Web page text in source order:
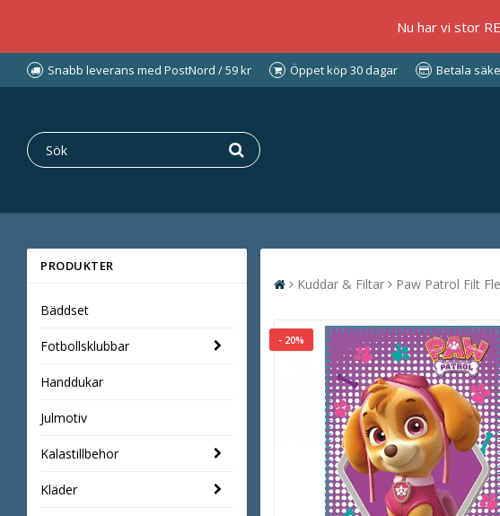
Nu har vi stor
Snabb leverans med PostNord / 59 kr Öppet köp 30 dagar Betala
PRODUKTER
Bäddset
Fotbollsklubbar
Handdukar
Julmotiv
Kalastillbehor
Kläder
Kuddar & Filtar Paw Patrol Filt
- 20%